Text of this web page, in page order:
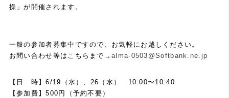
操」が開催されます。
一般の参加者募集中ですので、お気軽にお越しください。
お問い合わせ等はこちらまで→alma-0503@Softbank.ne.jp
【日 時】6/19（水）、26（水） 10:00〜10:40
【参加費】500円（予約不要）